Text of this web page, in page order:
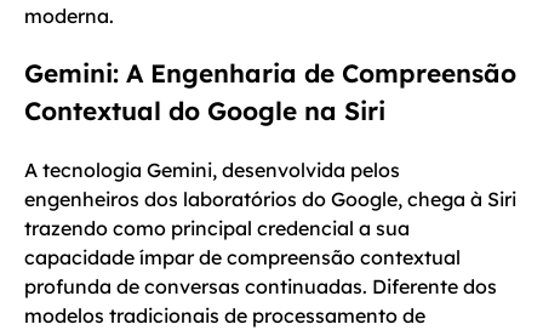
moderna.
Gemini: A Engenharia de Compreensão
Contextual do Google na Siri
A tecnologia Gemini, desenvolvida pelos
engenheiros dos laboratórios do Google, chega à Siri
trazendo como principal credencial a sua
capacidade ímpar de compreensão contextual
profunda de conversas continuadas. Diferente dos
modelos tradicionais de processamento de